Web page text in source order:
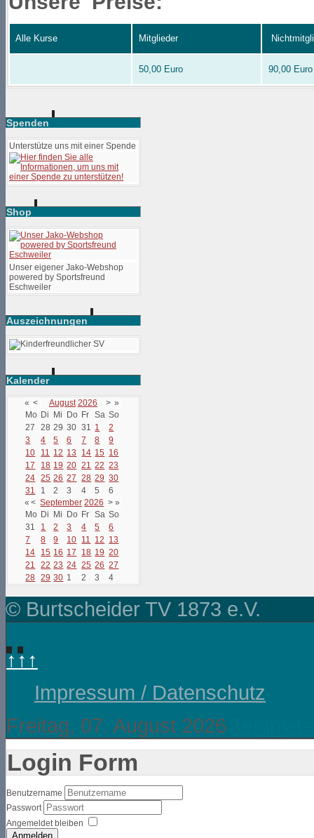
Alle Kurse Mitglieder
50,00 Euro 90,00 Euro
Spenden
Unterstütze uns mit einer Spende
Shop
Unser eigener Jako-Webshop
powered by Sportsfreund
Eschweiler
Auszeichnungen
Kalender
« < August 2026 > »
Mo Di Mi Do Fr Sa So
27
28 29 30 31 1
2
3
4 5 6 7 8
9
10
11 12 13 14 15 16
17
18 19 20 21 22 23
24 25 26 27 28 29 30
31
1 2 3 4 5
6
« < September 2026 > »
Mo Di Mi Do Fr Sa So
31
1 2 3 4 5
6
7
8 9 10 11 12 13
14
15 16 17 18 19 20
21
22 23 24 25 26 27
28 29 30 1 2 3 4
© Burtscheider TV 1873 e.V.
↑↑↑
Impressum / Datenschutz
Freitag, 07. August 2026
Login Form
Benutzername
Passwort
Angemeldet bleiben
Anmelden